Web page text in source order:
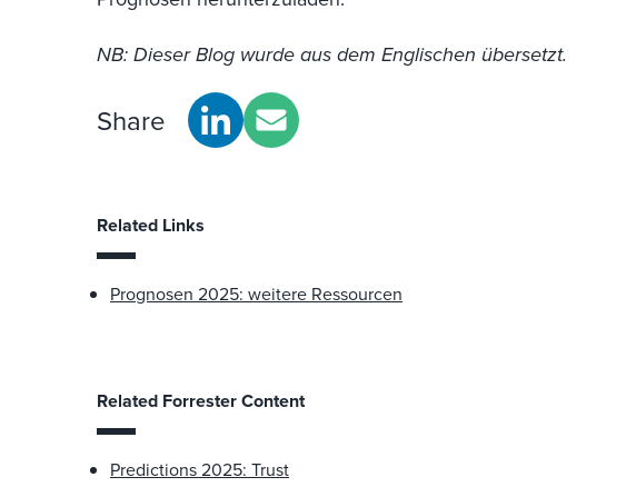
NB: Dieser Blog wurde aus dem Englischen übersetzt.
Share
Related Links
Prognosen 2025: weitere Ressourcen
Related Forrester Content
Predictions 2025: Trust